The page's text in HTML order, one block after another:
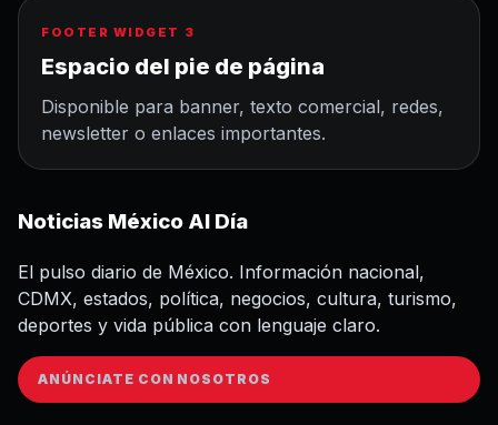
FOOTER WIDGET 3
Espacio del pie de página
Disponible para banner, texto comercial, redes,
newsletter o enlaces importantes.
Noticias México Al Día
El pulso diario de México. Información nacional,
CDMX, estados, política, negocios, cultura, turismo,
deportes y vida pública con lenguaje claro.
ANÚNCIATE CON NOSOTROS